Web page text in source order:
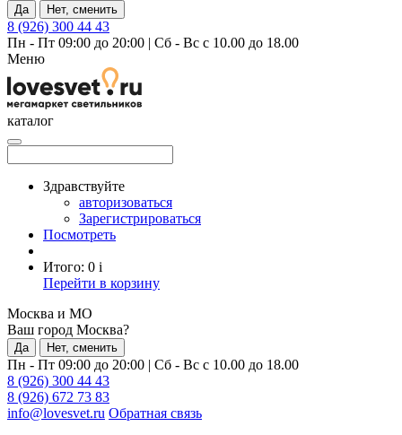
Да Нет, сменить
8 (926) 300 44 43
Пн - Пт 09:00 до 20:00 | Сб - Вс с 10.00 до 18.00
Меню
каталог
Здравствуйте
авторизоваться
Зарегистрироваться
Посмотреть
Итого: 0 i
Перейти в корзину
Москва и МО
Ваш город Москва?
Да Нет, сменить
Пн - Пт 09:00 до 20:00 | Сб - Вс с 10.00 до 18.00
8 (926) 300 44 43
8 (926) 672 73 83
info@lovesvet.ru Обратная связь